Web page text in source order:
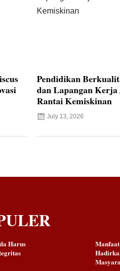
Pendidikan
dan Lapangan
Rantai Kemiskinan
July 13, 2026
Harus